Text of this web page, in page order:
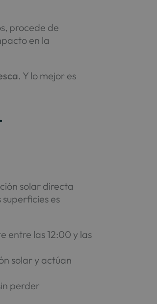
procede de
en la
. Y lo mejor es
solar directa
es
entre las 12:00 y las
solar y actúan
perder